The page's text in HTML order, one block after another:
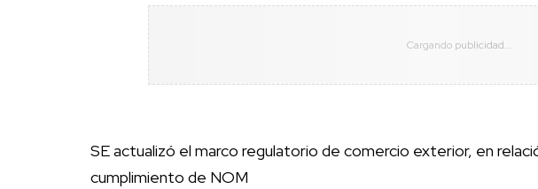
SE actualizó el marco regulatorio de comercio exterior, en
cumplimiento de NOM